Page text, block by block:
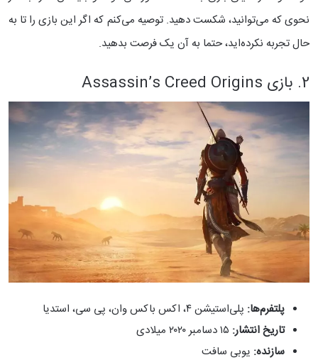
نحوی که می‌توانید، شکست دهید. توصیه می‌کنم که اگر این بازی را تا به
حال تجربه نکرده‌اید، حتما به آن یک فرصت بدهید.
2. بازی Assassin’s Creed Origins
پلتفرم‌ها: پلی‌استیشن ۴، اکس باکس وان، پی سی، استدیا
تاریخ انتشار: ۱۵ دسامبر ۲۰۲۰ میلادی
سازنده: یوبی سافت